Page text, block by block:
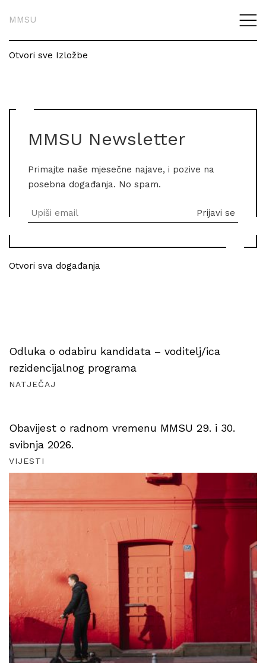
MMSU
Otvori sve Izložbe
MMSU Newsletter
Primajte naše mjesečne najave, i pozive na
posebna događanja. No spam.
Otvori sva događanja
Odluka o odabiru kandidata – voditelj/ica
rezidencijalnog programa
NATJEČAJ
Obavijest o radnom vremenu MMSU 29. i 30.
svibnja 2026.
VIJESTI